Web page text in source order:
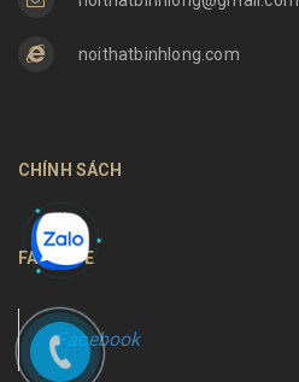
noithatbinhlong.com
CHÍNH SÁCH
FANPAGE
Facebook